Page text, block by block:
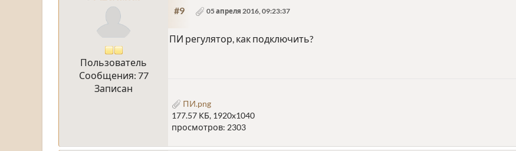
Пользователь
Сообщения: 77
Записан
#9 05 апреля 2016, 09:23:37
ПИ регулятор, как подключить?
ПИ.png
177.57 КБ, 1920x1040
просмотров: 2303